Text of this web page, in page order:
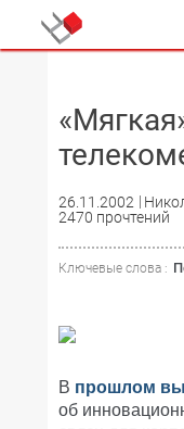
26.11.2002
2470 прочтений
Ключевые слова :
В прошлом
об